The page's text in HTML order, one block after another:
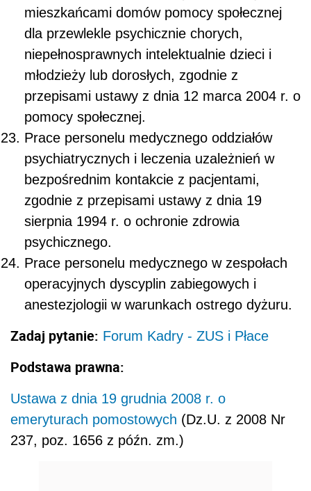
mieszkańcami domów pomocy społecznej
dla przewlekle psychicznie chorych,
niepełnosprawnych intelektualnie dzieci i
młodzieży lub dorosłych, zgodnie z
przepisami ustawy z dnia 12 marca 2004 r. o
pomocy społecznej.
Prace personelu medycznego oddziałów
psychiatrycznych i leczenia uzależnień w
bezpośrednim kontakcie z pacjentami,
zgodnie z przepisami ustawy z dnia 19
sierpnia 1994 r. o ochronie zdrowia
psychicznego.
Prace personelu medycznego w zespołach
operacyjnych dyscyplin zabiegowych i
anestezjologii w warunkach ostrego dyżuru.
Zadaj pytanie: Forum Kadry - ZUS i Płace
Podstawa prawna:
Ustawa z dnia 19 grudnia 2008 r. o
emeryturach pomostowych (Dz.U. z 2008 Nr
237, poz. 1656 z późn. zm.)